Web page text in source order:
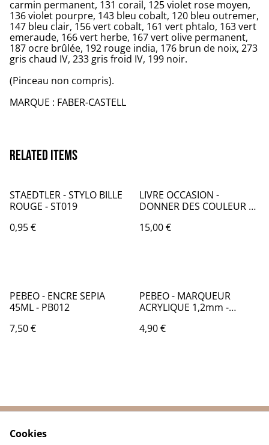
carmin permanent, 131 corail, 125 violet rose moyen,
136 violet pourpre, 143 bleu cobalt, 120 bleu outremer,
147 bleu clair, 156 vert cobalt, 161 vert phtalo, 163 vert
emeraude, 166 vert herbe, 167 vert olive permanent,
187 ocre brûlée, 192 rouge india, 176 brun de noix, 273
gris chaud IV, 233 gris froid IV, 199 noir.
(Pinceau non compris).
MARQUE : FABER-CASTELL
Related items
STAEDTLER - STYLO BILLE
ROUGE - ST019
0,95 €
LIVRE OCCASION -
DONNER DES COULEUR A
15,00 €
PEBEO - ENCRE SEPIA
45ML - PB012
7,50 €
PEBEO - MARQUEUR
ACRYLIQUE 1,2mm -
4,90 €
Cookies